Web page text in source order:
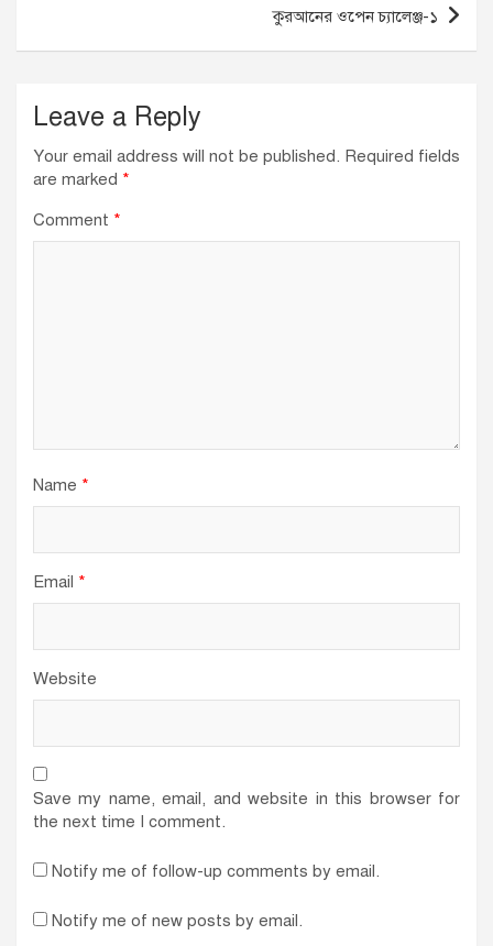
k
কুরআনের ওপেন চ্যালেঞ্জ-১
Leave a Reply
Your email address will not be published. Required fields
are marked *
Comment *
Name *
Email *
Website
Save my name, email, and website in this browser for
the next time I comment.
Notify me of follow-up comments by email.
Notify me of new posts by email.